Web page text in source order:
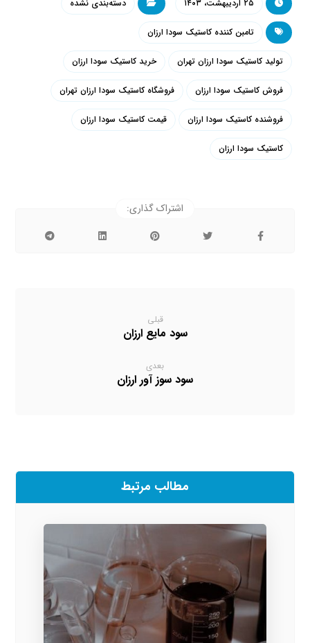
۲۵ اردیبهشت، ۱۴۰۳ دسته‌بندی نشده
تامبن کننده کاستیک سودا ارزان
تولید کاستیک سودا ارزان تهران خرید کاستیک سودا ارزان
فروش کاستیک سودا ارزان فروشگاه کاستیک سودا ارزان تهران
فروشنده کاستیک سودا ارزان قیمت کاستیک سودا ارزان
کاستیک سودا ارزان
قبلی
سود مایع ارزان
بعدی
سود سوز آور ارزان
مطالب مرتبط